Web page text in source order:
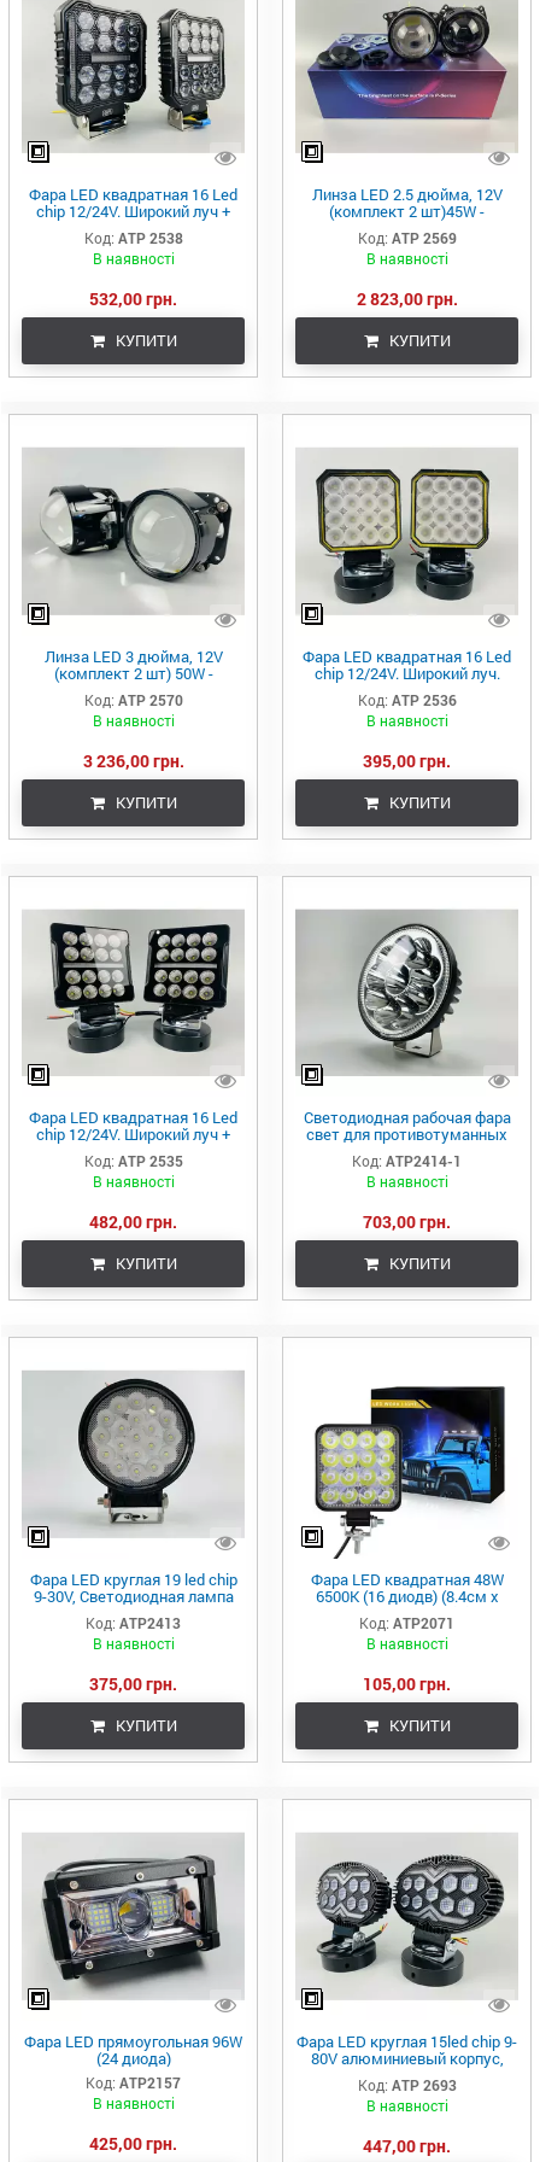
Фара LED квадратная 16 Led
chip 12/24V. Широкий луч +
DRL светло+стробоскоп, свет
6500К, IP67
Код: ATP 2538
В наявності
532,00 грн.
КУПИТИ
Линза LED 2.5 дюйма, 12V
(комплект 2 шт)45W -
ближний/дальний P28
Код: ATP 2569
В наявності
2 823,00 грн.
КУПИТИ
Линза LED 3 дюйма, 12V
(комплект 2 шт) 50W -
ближний/дальний G2
Код: ATP 2570
В наявності
3 236,00 грн.
КУПИТИ
Фара LED квадратная 16 Led
chip 12/24V. Широкий луч.
Свет 6500К, IP67.Реальные
27W
Код: ATP 2536
В наявності
395,00 грн.
КУПИТИ
Фара LED квадратная 16 Led
chip 12/24V. Широкий луч +
DRL светло (желтая горизонт
линия), свет 6500К, IP67
Код: ATP 2535
В наявності
482,00 грн.
КУПИТИ
Светодиодная рабочая фара
свет для противотуманных
фар автомобиля, Фара LED
круглая - прожектор
Код: АТР2414-1
В наявності
703,00 грн.
КУПИТИ
Фара LED круглая 19 led chip
9-30V, Светодиодная лампа
для внедорожника
Код: АТР2413
В наявності
375,00 грн.
КУПИТИ
Фара LED квадратная 48W
6500K (16 диодв) (8.4см х
8.4см х 2см) Mini
Код: ATP2071
В наявності
105,00 грн.
КУПИТИ
Фара LED прямоугольная 96W
(24 диода)
Код: АТР2157
В наявності
425,00 грн.
Фара LED круглая 15led chip 9-
80V алюминиевый корпус,
крепеж, воздушный клапан
Код: АТР 2693
В наявності
447,00 грн.